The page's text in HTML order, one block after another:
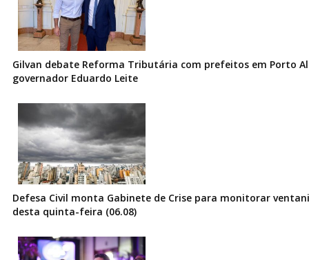
Gilvan debate Reforma Tributária com prefeitos em Porto
governador Eduardo Leite
Defesa Civil monta Gabinete de Crise para monitorar
desta quinta-feira (06.08)